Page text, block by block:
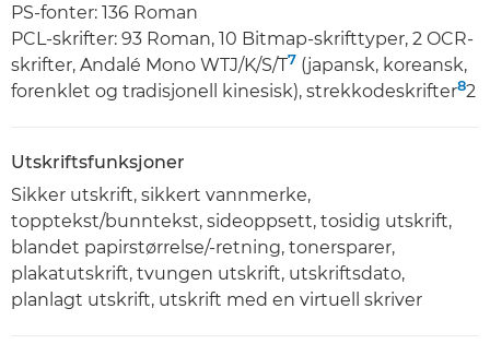
PS-fonter: 136 Roman
PCL-skrifter: 93 Roman, 10 Bitmap-skrifttyper, 2 OCR-
skrifter, Andalé Mono WTJ/K/S/T7 (japansk, koreansk,
forenklet og tradisjonell kinesisk), strekkodeskrifter82
Utskriftsfunksjoner
Sikker utskrift, sikkert vannmerke,
topptekst/bunntekst, sideoppsett, tosidig utskrift,
blandet papirstørrelse/-retning, tonersparer,
plakatutskrift, tvungen utskrift, utskriftsdato,
planlagt utskrift, utskrift med en virtuell skriver